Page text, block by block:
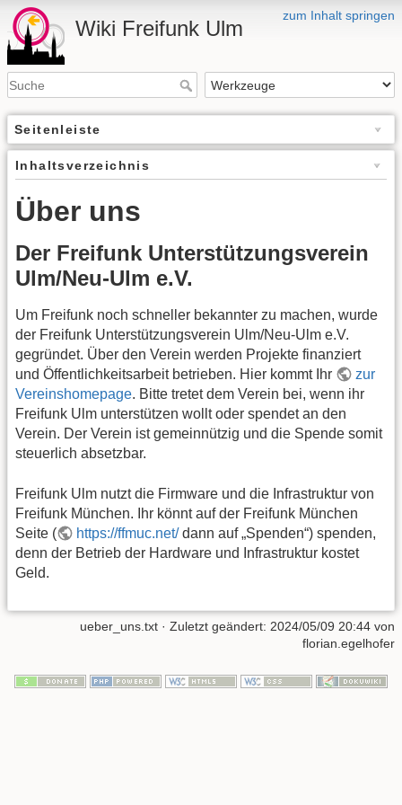
zum Inhalt springen
Wiki Freifunk Ulm
Seitenleiste
Inhaltsverzeichnis
Über uns
Der Freifunk Unterstützungsverein
Ulm/Neu-Ulm e.V.
Um Freifunk noch schneller bekannter zu machen, wurde
der Freifunk Unterstützungsverein Ulm/Neu-Ulm e.V.
gegründet. Über den Verein werden Projekte finanziert
und Öffentlichkeitsarbeit betrieben. Hier kommt Ihr
zur
Vereinshomepage. Bitte tretet dem Verein bei, wenn ihr
Freifunk Ulm unterstützen wollt oder spendet an den
Verein. Der Verein ist gemeinnützig und die Spende somit
steuerlich absetzbar.
Freifunk Ulm nutzt die Firmware und die Infrastruktur von
Freifunk München. Ihr könnt auf der Freifunk München
Seite (
https://ffmuc.net/dann auf „Spenden“) spenden,
denn der Betrieb der Hardware und Infrastruktur kostet
Geld.
ueber_uns.txt · Zuletzt geändert: 2024/05/09 20:44 von
florian.egelhofer